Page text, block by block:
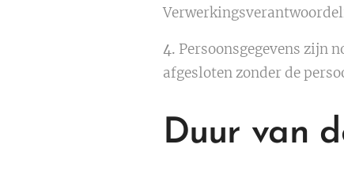
4. Persoonsgegevens zijn
afgesloten zonder de
Duur van